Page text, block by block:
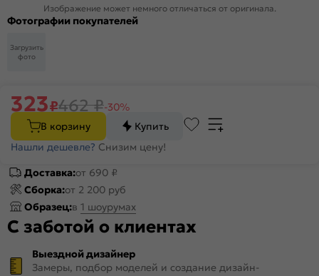
Изображение может немного отличаться от оригинала.
Фотографии покупателей
Загрузить
фото
323₽462₽-30%
В корзину
Купить
Нашли дешевле? Снизим цену!
Доставка:от 690 ₽
Сборка:от 2 200 руб
Образец:в 1 шоурумах
С заботой о клиентах
Выездной дизайнер
Замеры, подбор моделей и создание дизайн-